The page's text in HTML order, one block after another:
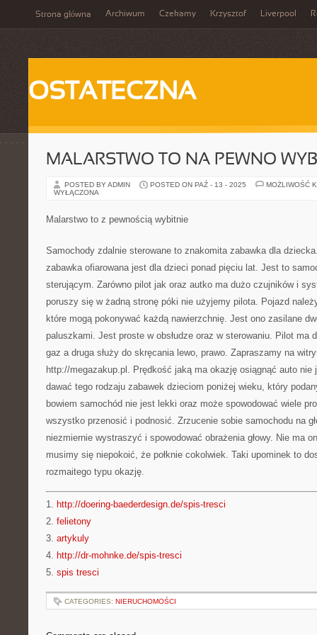
Strona główna Archiwum Czekamy Krzysztof Liverpool
OSTATECZNA
MALARSTWO TO NA PEWNO
POSTED BY ADMIN POSTED ON PAŹ - 13 - 2025
MOŻLIWOŚĆ
WYŁĄCZONA
Malarstwo to z pewnością wybitnie
Samochody zdalnie sterowane to znakomita zabawka dla
zabawka ofiarowana jest dla dzieci ponad pięciu lat. Jest to
sterującym. Zarówno pilot jak oraz autko ma dużo czujników i
poruszy się w żadną stronę póki nie użyjemy pilota. Pojazd
które mogą pokonywać każdą nawierzchnię. Jest ono zasilane
paluszkami. Jest proste w obsłudze oraz w sterowaniu. Pilot ma
gaz a druga służy do skręcania lewo, prawo. Zapraszamy na
http://megazakup.pl. Prędkość jaką ma okazję osiągnąć auto nie
dawać tego rodzaju zabawek dzieciom poniżej wieku, który
bowiem samochód nie jest lekki oraz może spowodować wiele
wszystko przenosić i podnosić. Zrzucenie sobie samochodu na
niezmiernie wystraszyć i spowodować obrażenia głowy. Nie ma
musimy się niepokoić, że połknie cokolwiek. Taki upominek to
rozmaitego typu okazję.
1. http://doering-baederdesign.de/spis-tresci
2. felietony
3. artykuly
4. http://dr-mohnke.de/spis-tresci
5. spis tresci
CATEGORIES: NIERUCHOMOŚCI